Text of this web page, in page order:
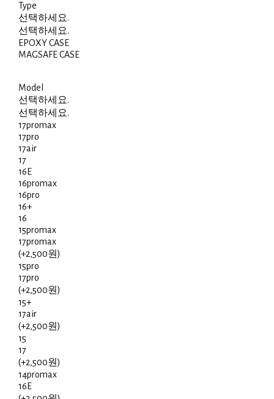
Type
선택하세요.
선택하세요.
EPOXY CASE
MAGSAFE CASE
Model
선택하세요.
선택하세요.
17promax
17pro
17air
17
16E
16promax
16pro
16+
16
15promax
17promax
(+2,500원)
15pro
17pro
(+2,500원)
15+
17air
(+2,500원)
15
17
(+2,500원)
14promax
16E